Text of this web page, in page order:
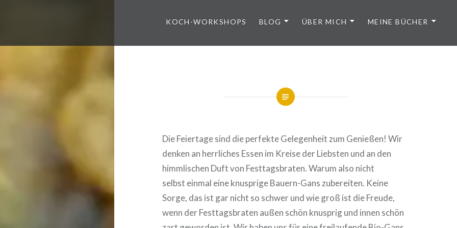
KOCH-WORKSHOPS BLOG ÜBER MICH MEINE BÜCHER
Die Feiertage sind die perfekte Gelegenheit zum Genießen! Wir
denken an herrliches Essen im Kreise der Liebsten und an den
himmlischen Duft von Festtagsbraten. Warum also nicht
selbst einmal eine knusprige Bauern-Gans zubereiten. Keine
Sorge, das ist gar nicht so schwer und wie groß ist die Freude,
wenn der Festtagsbraten außen schön knusprig und innen schön